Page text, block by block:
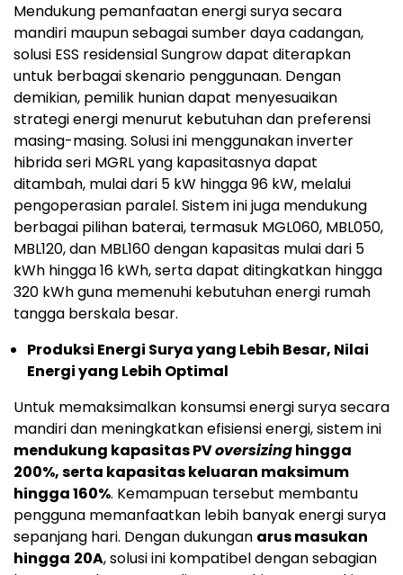
Mendukung pemanfaatan energi surya secara
mandiri maupun sebagai sumber daya cadangan,
solusi ESS residensial Sungrow dapat diterapkan
untuk berbagai skenario penggunaan. Dengan
demikian, pemilik hunian dapat menyesuaikan
strategi energi menurut kebutuhan dan preferensi
masing-masing. Solusi ini menggunakan inverter
hibrida seri MGRL yang kapasitasnya dapat
ditambah, mulai dari 5 kW hingga 96 kW, melalui
pengoperasian paralel. Sistem ini juga mendukung
berbagai pilihan baterai, termasuk MGL060, MBL050,
MBL120, dan MBL160 dengan kapasitas mulai dari 5
kWh hingga 16 kWh, serta dapat ditingkatkan hingga
320 kWh guna memenuhi kebutuhan energi rumah
tangga berskala besar.
Produksi Energi Surya yang Lebih Besar, Nilai
Energi yang Lebih Optimal
Untuk memaksimalkan konsumsi energi surya secara
mandiri dan meningkatkan efisiensi energi, sistem ini
mendukung kapasitas PVoversizinghingga
200%, serta kapasitas keluaran maksimum
hingga 160%. Kemampuan tersebut membantu
pengguna memanfaatkan lebih banyak energi surya
sepanjang hari. Dengan dukungan arus masukan
hingga 20A, solusi ini kompatibel dengan sebagian